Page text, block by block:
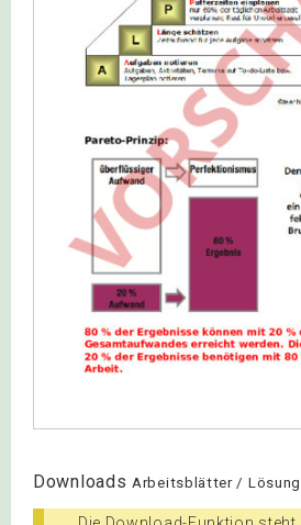
Downloads Arbeitsblätter /